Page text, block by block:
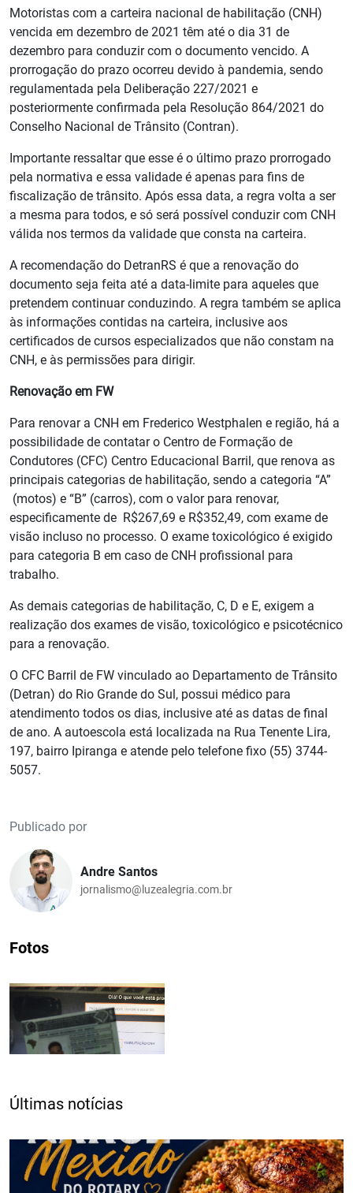
Motoristas com a carteira nacional de habilitação (CNH)
vencida em dezembro de 2021 têm até o dia 31 de
dezembro para conduzir com o documento vencido. A
prorrogação do prazo ocorreu devido à pandemia, sendo
regulamentada pela Deliberação 227/2021 e
posteriormente confirmada pela Resolução 864/2021 do
Conselho Nacional de Trânsito (Contran).
Importante ressaltar que esse é o último prazo prorrogado
pela normativa e essa validade é apenas para fins de
fiscalização de trânsito. Após essa data, a regra volta a ser
a mesma para todos, e só será possível conduzir com CNH
válida nos termos da validade que consta na carteira.
A recomendação do DetranRS é que a renovação do
documento seja feita até a data-limite para aqueles que
pretendem continuar conduzindo. A regra também se aplica
às informações contidas na carteira, inclusive aos
certificados de cursos especializados que não constam na
CNH, e às permissões para dirigir.
Renovação em FW
Para renovar a CNH em Frederico Westphalen e região, há a
possibilidade de contatar o Centro de Formação de
Condutores (CFC) Centro Educacional Barril, que renova as
principais categorias de habilitação, sendo a categoria “A”
(motos) e “B” (carros), com o valor para renovar,
especificamente de R$267,69 e R$352,49, com exame de
visão incluso no processo. O exame toxicológico é exigido
para categoria B em caso de CNH profissional para
trabalho.
As demais categorias de habilitação, C, D e E, exigem a
realização dos exames de visão, toxicológico e psicotécnico
para a renovação.
O CFC Barril de FW vinculado ao Departamento de Trânsito
(Detran) do Rio Grande do Sul, possui médico para
atendimento todos os dias, inclusive até as datas de final
de ano. A autoescola está localizada na Rua Tenente Lira,
197, bairro Ipiranga e atende pelo telefone fixo (55) 3744-
5057.
Publicado por
Andre Santos
jornalismo@luzealegria.com.br
Fotos
Últimas notícias